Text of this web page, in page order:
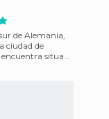
de Alemania,
ciudad de
situado